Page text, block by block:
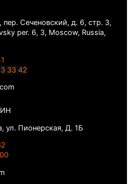
Сеченовский, д. 6, стр. 3,
per. 6, 3, Moscow, Russia,
33 42
ул. Пионерская, Д. 1Б